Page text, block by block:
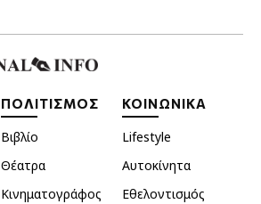
ΠΟΛΙΤΙΣΜΟΣ
Βιβλίο
Θέατρα
Κινηματογράφος
ΚΟΙΝΩΝΙΚΑ
Lifestyle
Αυτοκίνητα
Εθελοντισμός